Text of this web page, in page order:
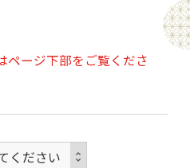
め！】
ード入れなど、相手の
ページ下部をご覧くださ